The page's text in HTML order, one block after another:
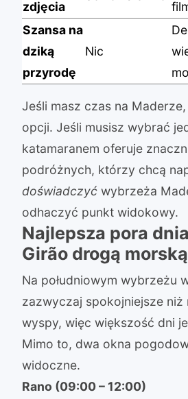
zdjęcia
Szansa na
dziką
przyrodę
Nic
Jeśli masz czas na
opcji. Jeśli musisz wybrać
katamaranem oferuje
podróżnych, którzy chcą
doświadczyć wybrzeża
odhaczyć punkt widokowy.
Najlepsza pora
Girão drogą morską
Na południowym wybrzeżu
zazwyczaj spokojniejsze niż
wyspy, więc większość dni
Mimo to, dwa okna
widoczne.
Rano (09:00 – 12:00)